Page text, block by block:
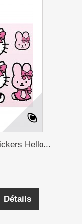
Hello...
Détails